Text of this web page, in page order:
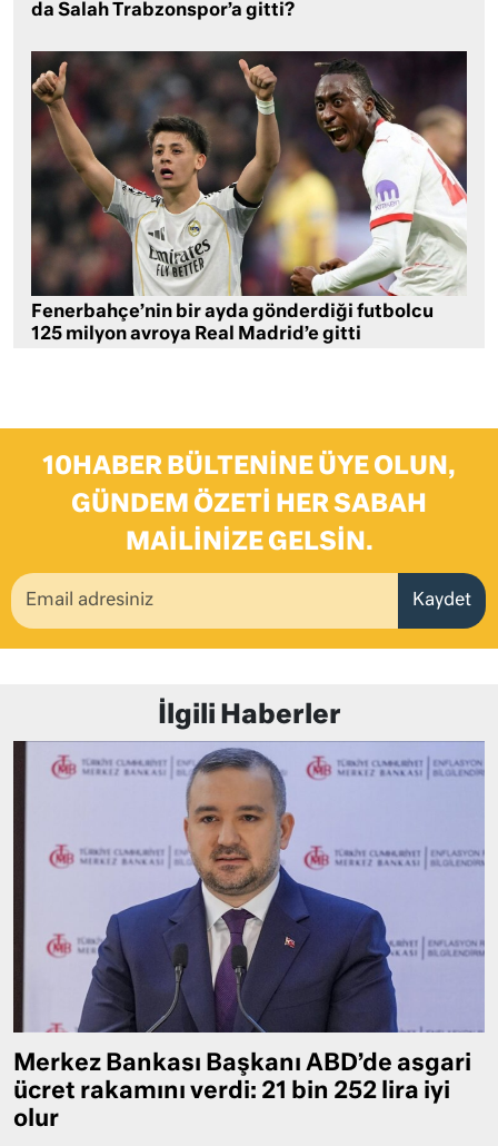
da Salah Trabzonspor’a gitti?
Fenerbahçe’nin bir ayda gönderdiği futbolcu
125 milyon avroya Real Madrid’e gitti
10HABER BÜLTENINE ÜYE OLUN,
GÜNDEM ÖZETI HER SABAH
MAILINIZE GELSIN.
Kaydet
İlgili Haberler
Merkez Bankası Başkanı ABD’de asgari
ücret rakamını verdi: 21 bin 252 lira iyi
olur